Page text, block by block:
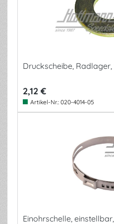
Druckscheibe,
2,12 €
Artikel-Nr.: 020-4014-05
Einohrschelle,